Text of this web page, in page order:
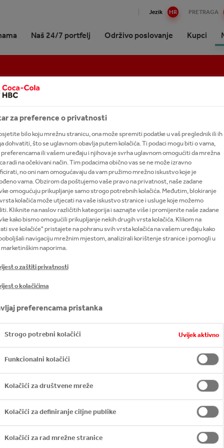
Jezik HR PRETRAGA
Naš 24/7 portfelj Održivo poslovanje Kupci
o Coca-Coli HBC Hrvatska
vizija strategija i svrha
tvrtke
s tvrtkom The Coca-
vrijednosti za sve dionike
nagradne igre i dobitnici
marke A - Z
naš portfelj 24/7
bezalkoholni napitci
napitci za odrasle
sokovi
čajevi
Energijski napitci
Kokteli
održivom poslovanju i
učinci
o održivome poslovanju
na lokalnu zajednicu
i pokroviteljstva
Colina podrška mladima
Projekti
Mission Refresh
za kupce
surađivati s Coca-Colom HBC
u budućnost
dijelom našeg tima
se
dijelom prodajnog tima
talenata
postavljena pitanja
International leadership
Raise the Bar
Raise the Bar
the Bar Youth
Raise the Bar
Akcijom čišćenja jezera Novo Čiče započelo ovogodišnje izdanje projekta Od izvora do mora
JEZERA NOVO
IZDANJE
MORA
OKO JEZERA U NOVOM
ZAJEDNIČKOG EKOLOŠKOG
LISTAOD IZVORA DO MORAKOJI
OBALA RIJEKA, JEZERA
PRIMJERENO ODLAGANJE I
za preference o privatnosti
bilo koju mrežnu stranicu, ona može spremiti podatke u vaš preglednik ili ih
dohvatiti, što se uglavnom obavlja putem kolačića. Ti podaci mogu biti o vama,
ili vašem uređaju i njihova je svrha uglavnom omogućiti da mrežna
radi na očekivani način. Tim podacima obično vas se ne može izravno
no oni nam omogućavaju da vam pružimo mrežno iskustvo koje je
vama. Obzirom da poštujemo vaše pravo na privatnost, naše zadane
omogućuju prikupljanje samo strogo potrebnih kolačića. Međutim, blokiranje
kolačića može utjecati na vaše iskustvo stranice i usluge koje možemo
Kliknite na naslov različitih kategorija i saznajte više i promijenite naše zadane
kako bismo omogućili prikupljanje nekih drugih vrsta kolačića. Klikom na
sve kolačiće" pristajete na pohranu svih vrsta kolačića na vašem uređaju kako
navigaciju mrežnim mjestom, analizirali korištenje stranice i pomogli u
naporima.
o zaštiti privatnosti
o kolačićima
preferencama pristanka
Strogo potrebni kolačići Uvijek aktivno
Funkcionalni kolačići
Kolačići za društvene mreže
Kolačići za definiranje ciljne publike
Kolačići za rad mrežne stranice